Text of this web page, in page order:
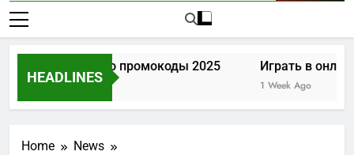
HEADLINES
Лев казино промокоды 2025
4 Days Ago
Играть в
1 Week Ago
Home
News